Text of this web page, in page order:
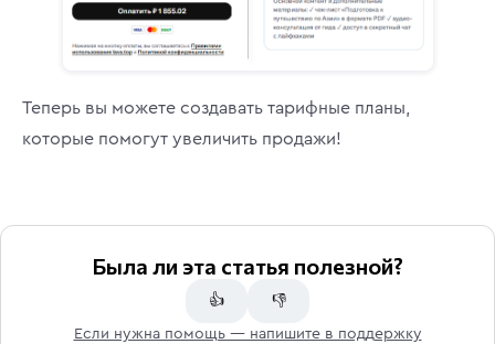
Теперь вы можете создавать тарифные планы,
которые помогут увеличить продажи!
Была ли эта статья полезной?
👍 👎
Если нужна помощь — напишите в поддержку